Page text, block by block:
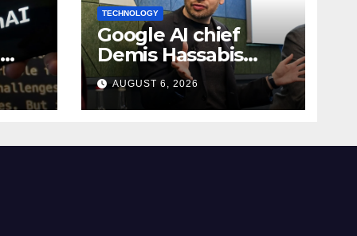
TECHNOLOGY
Google AI chief
Demis Hassabis
becomes Alphabet
chief scientist in
leadership shakeup
AUGUST 6, 2026